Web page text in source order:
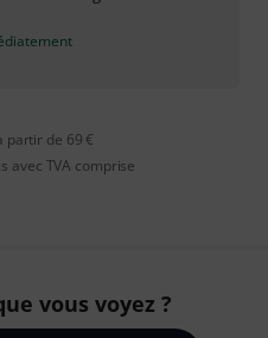
partir de 69 €
avec TVA comprise
vous voyez ?